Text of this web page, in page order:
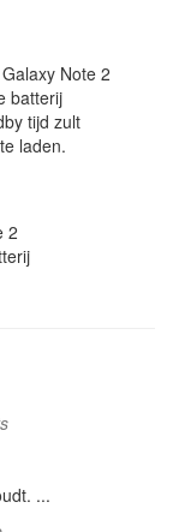
Note 2
batterij
tijd zult
laden.
2
...